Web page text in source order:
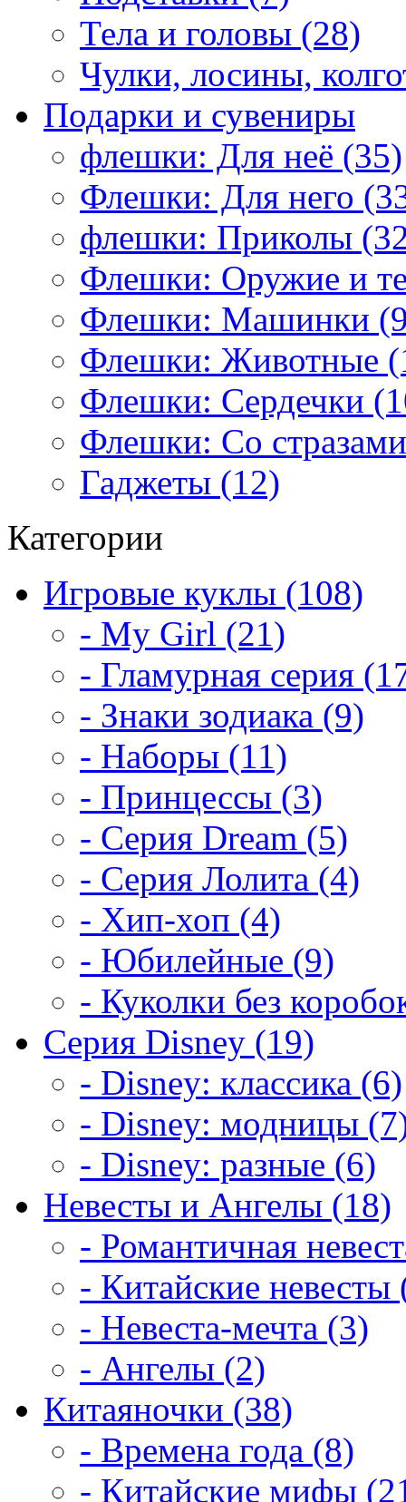
Тела и головы (28)
Чулки, лосины,
Подарки и сувениры
флешки: Для неё (35)
Флешки: Для него
флешки: Приколы
Флешки: Оружие и
Флешки: Машинки
Флешки: Животные
Флешки: Сердечки
Флешки: Со
Гаджеты (12)
Категории
Игровые куклы (108)
- My Girl (21)
- Гламурная серия
- Знаки зодиака (9)
- Наборы (11)
- Принцессы (3)
- Серия Dream (5)
- Серия Лолита (4)
- Хип-хоп (4)
- Юбилейные (9)
- Куколки без
Серия Disney (19)
- Disney: классика (6)
- Disney: модницы
- Disney: разные (6)
Невесты и Ангелы (18)
- Романтичная
- Китайские невесты
- Невеста-мечта (3)
- Ангелы (2)
Китаяночки (38)
- Времена года (8)
- Китайские мифы